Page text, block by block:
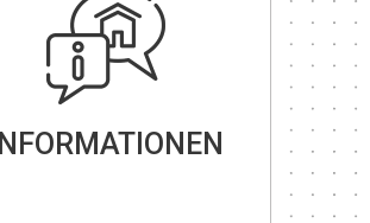
INFORMATIONEN